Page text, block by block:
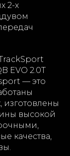
2-х
EVO 2.0T
— это
изготовлены
высокой
качества,